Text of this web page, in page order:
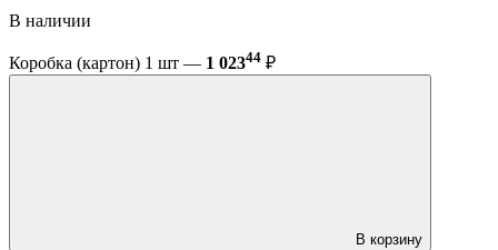
В наличии
Коробка (картон) 1 шт — 1 02344 ₽
В корзину